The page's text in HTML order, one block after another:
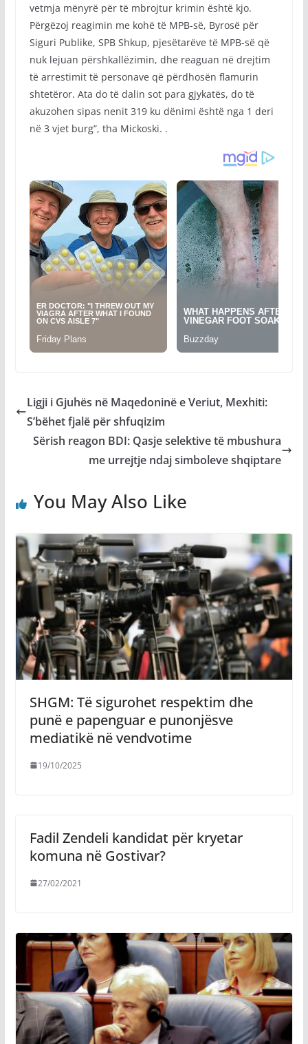
vetmja mënyrë për të mbrojtur krimin është kjo.
Përgëzoj reagimin me kohë të MPB-së, Byrosë për
Siguri Publike, SPB Shkup, pjesëtarëve të MPB-së që
nuk lejuan përshkallëzimin, dhe reaguan në drejtim
të arrestimit të personave që përdhosën flamurin
shtetëror. Ata do të dalin sot para gjykatës, do të
akuzohen sipas nenit 319 ku dënimi është nga 1 deri
në 3 vjet burg”, tha Mickoski. .
Ligji i Gjuhës në Maqedoninë e Veriut, Mexhiti:
S’bëhet fjalë për shfuqizim
Sërish reagon BDI: Qasje selektive të mbushura
me urrejtje ndaj simboleve shqiptare
You May Also Like
SHGM: Të sigurohet respektim dhe
punë e papenguar e punonjësve
mediatikë në vendvotime
19/10/2025
Fadil Zendeli kandidat për kryetar
komuna në Gostivar?
27/02/2021